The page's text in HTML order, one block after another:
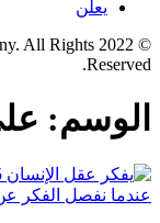
يعلن
All Rights
Reserved.
الوسم: